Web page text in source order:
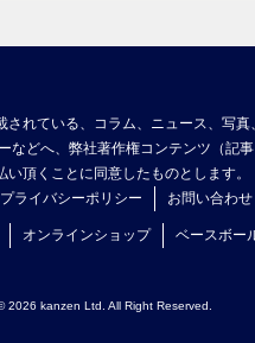
れている、コラム、ニュース、写
どへ、弊社著作権コンテンツ（記
頂くことに同意したものとします。
プライバシーポリシー お問い合わせ
オンラインショップ ベースボー
2026 kanzen Ltd. All Right Reserved.